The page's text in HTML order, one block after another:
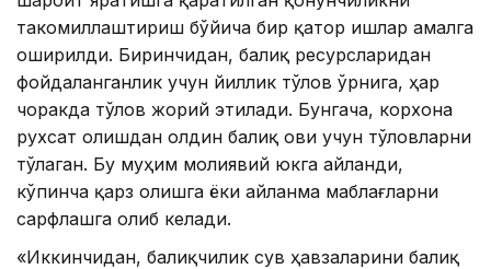
такомиллаштириш бўйича бир қатор ишлар амалга
оширилди. Биринчидан, балиқ ресурсларидан
фойдаланганлик учун йиллик тўлов ўрнига, ҳар
чоракда тўлов жорий этилади. Бунгача, корхона
рухсат олишдан олдин балиқ ови учун тўловларни
тўлаган. Бу муҳим молиявий юкга айланди,
кўпинча қарз олишга ёки айланма маблағларни
сарфлашга олиб келади.
«Иккинчидан, балиқчилик сув ҳавзаларини балиқ